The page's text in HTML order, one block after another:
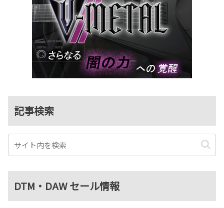
記事検索
DTM・DAW セール情報